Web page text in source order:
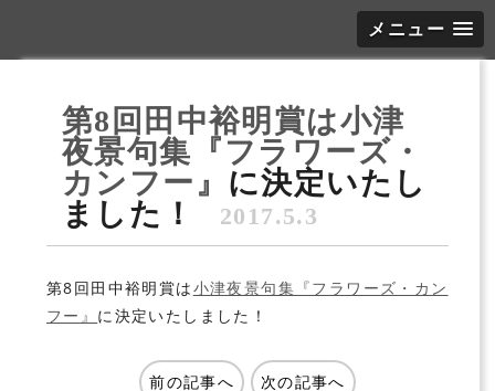
メニュー
第8回田中裕明賞は小津
夜景句集『フラワーズ・
カンフー』 に決定いたし
ました！
2017.5.3
第8回田中裕明賞は小津夜景句集『フラワーズ・カン
フー』 に決定いたしました！
前の記事へ 次の記事へ